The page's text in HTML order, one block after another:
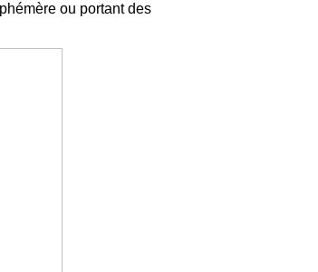
ou portant des